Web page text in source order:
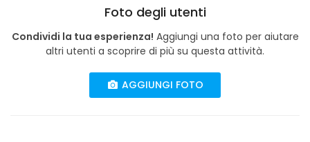
Foto degli utenti
Condividi la tua esperienza! Aggiungi una foto per aiutare
altri utenti a scoprire di più su questa attività.
AGGIUNGI FOTO